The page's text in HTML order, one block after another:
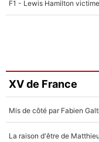
XV de France